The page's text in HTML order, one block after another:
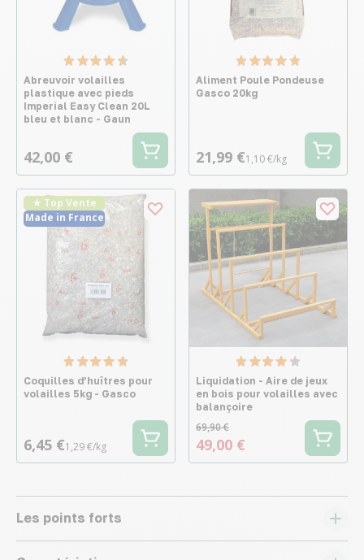
Abreuvoir volailles
plastique avec pieds
Imperial Easy Clean 20L
bleu et blanc - Gaun
42,00 €
Aliment Poule Pondeuse
Gasco 20kg
21,99 €1,10 €/kg
★ Top Vente
Made in France
Coquilles d’huîtres pour
volailles 5kg - Gasco
6,45 €1,29 €/kg
Liquidation - Aire de jeux
en bois pour volailles avec
balançoire
69,90 €
49,00 €
Les points forts